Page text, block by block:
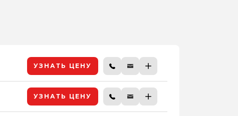
УЗНАТЬ ЦЕНУ
УЗНАТЬ ЦЕНУ